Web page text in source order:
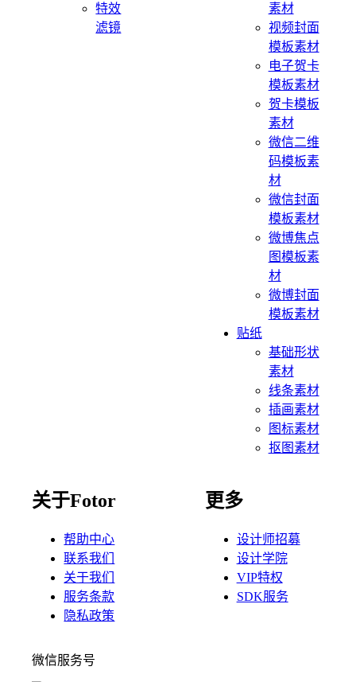
特效
滤镜
素材
视频封面
模板素材
电子贺卡
模板素材
贺卡模板
素材
微信二维
码模板素
材
微信封面
模板素材
微博焦点
图模板素
材
微博封面
模板素材
贴纸
基础形状
素材
线条素材
插画素材
图标素材
抠图素材
关于Fotor
帮助中心
联系我们
关于我们
服务条款
隐私政策
更多
设计师招募
设计学院
VIP特权
SDK服务
微信服务号